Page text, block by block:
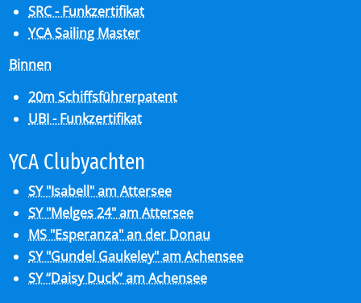
SRC - Funkzertifikat
YCA Sailing Master
Binnen
20m Schiffsführerpatent
UBI - Funkzertifikat
YCA Club­y­ach­ten
SY "Isabell" am Attersee
SY "Melges 24" am Attersee
MS "Esperanza" an der Donau
SY "Gundel Gaukeley" am Achensee
SY “Daisy Duck” am Achensee